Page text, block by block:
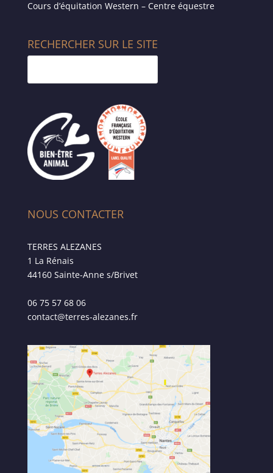
Cours d’équitation Western – Centre équestre
RECHERCHER SUR LE SITE
NOUS CONTACTER
TERRES ALEZANES
1 La Rénais
44160 Sainte-Anne s/Brivet
06 75 57 68 06
contact@terres-alezanes.fr